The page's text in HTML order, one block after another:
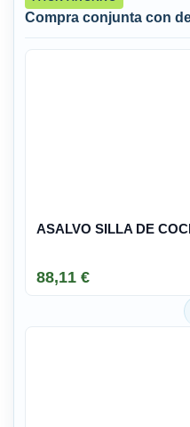
Compra conjunta con
ASALVO SILLA DE
88,11 €